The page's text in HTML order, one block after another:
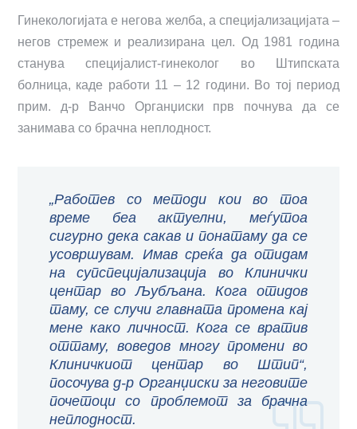
Гинекологијата е негова желба, а специјализацијата –
негов стремеж и реализирана цел. Од 1981 година
станува специјалист-гинеколог во Штипската
болница, каде работи 11 – 12 години. Во тој период
прим. д-р Ванчо Органџиски прв почнува да се
занимава со брачна неплодност.
„Работев со методи кои во тоа
време беа актуелни, меѓутоа
сигурно дека сакав и понатаму да се
усовршувам. Имав среќа да отидам
на супспецијализација во Клинички
центар во Љубљана. Кога отидов
таму, се случи главната промена кај
мене како личност. Кога се вратив
оттаму, воведов многу промени во
Клиничкиот центар во Штип“,
посочува д-р Органџиски за неговите
почетоци со проблемот за брачна
неплодност.